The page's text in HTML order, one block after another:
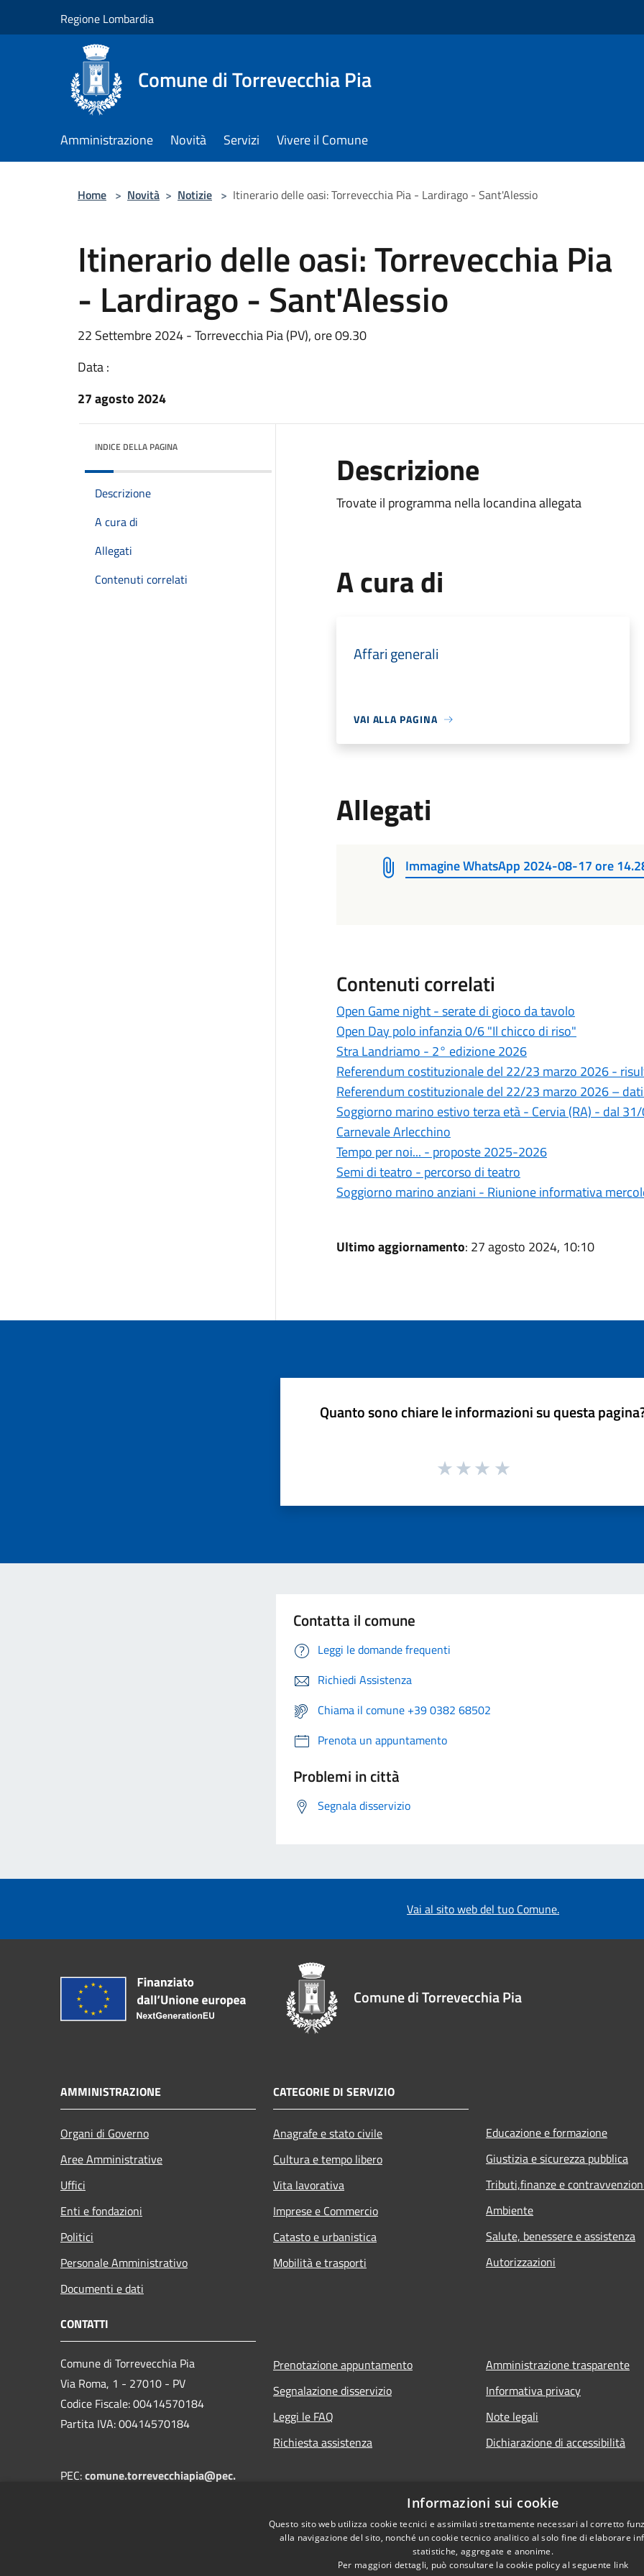
Regione Lombardia
Comune di Torrevecchia Pia
Amministrazione Novità Servizi Vivere il Comune
Home > Novità > Notizie > Itinerario delle oasi: Torrevecchia Pia - Lardirago - Sant'Alessio
Itinerario delle oasi: Torrevecchia Pia
- Lardirago - Sant'Alessio
22 Settembre 2024 - Torrevecchia Pia (PV), ore 09.30
Data :
27 agosto 2024
INDICE DELLA PAGINA
Descrizione
A cura di
Allegati
Contenuti correlati
Descrizione
Trovate il programma nella locandina allegata
A cura di
Affari generali
VAI ALLA PAGINA
Allegati
Immagine WhatsApp 2024-08-17 ore
Contenuti correlati
Open Game night - serate di gioco da tavolo
Open Day polo infanzia 0/6 "Il chicco di riso"
Stra Landriamo - 2° edizione 2026
Referendum costituzionale del 22/23 marzo 2026 -
Referendum costituzionale del 22/23 marzo 2026 –
Soggiorno marino estivo terza età - Cervia (RA) - dal
Carnevale Arlecchino
Tempo per noi... - proposte 2025-2026
Semi di teatro - percorso di teatro
Soggiorno marino anziani - Riunione informativa
Ultimo aggiornamento: 27 agosto 2024, 10:10
Quanto sono chiare le informazioni su questa
Contatta il comune
Leggi le domande frequenti
Richiedi Assistenza
Chiama il comune +39 0382 68502
Prenota un appuntamento
Problemi in città
Segnala disservizio
Vai al sito web del tuo Comune.
Comune di Torrevecchia Pia
AMMINISTRAZIONE
Organi di Governo
Aree Amministrative
Uffici
Enti e fondazioni
Politici
Personale Amministrativo
Documenti e dati
CATEGORIE DI SERVIZIO
Anagrafe e stato civile
Cultura e tempo libero
Vita lavorativa
Imprese e Commercio
Catasto e urbanistica
Mobilità e trasporti
Educazione e formazione
Giustizia e sicurezza pubblica
Tributi,finanze e
Ambiente
Salute, benessere e assistenza
Autorizzazioni
CONTATTI
Comune di Torrevecchia Pia
Via Roma, 1 - 27010 - PV
Codice Fiscale: 00414570184
Partita IVA: 00414570184
PEC:comune.torrevecchiapia@pec.
Prenotazione appuntamento
Segnalazione disservizio
Leggi le FAQ
Richiesta assistenza
Amministrazione trasparente
Informativa privacy
Note legali
Dichiarazione di accessibilità
Informazioni sui cookie
Questo sito web utilizza cookie tecnici e assimilati strettamente necessari al corretto
alla navigazione del sito, nonché un cookie tecnico analitico al solo fine di elaborare
statistiche, aggregate e anonime.
Per maggiori dettagli, può consultare la cookie policy al seguente link